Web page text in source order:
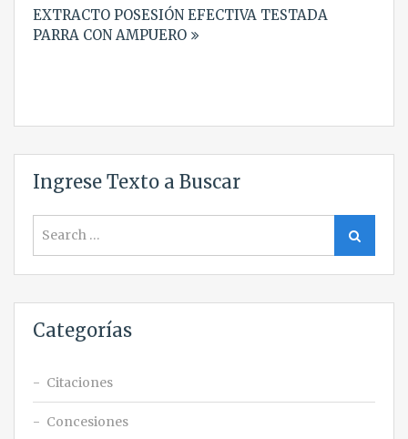
EXTRACTO POSESIÓN EFECTIVA TESTADA
PARRA CON AMPUERO
Ingrese Texto a Buscar
for:
Search
Categorías
Citaciones
Concesiones